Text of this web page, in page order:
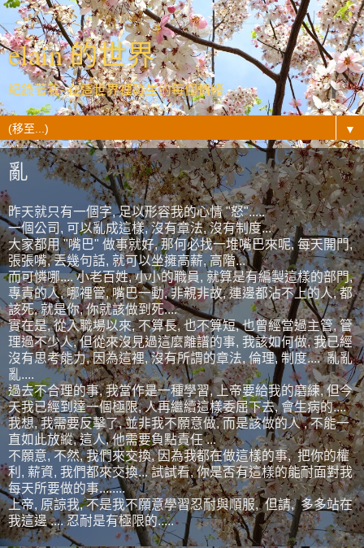
elain 的世界
紀錄著我- 在這世界裡發生的每個情緒...
▼
亂
昨天就只有一個字, 足以形容我的心情 "怒".....
一個公司, 可以亂成這樣, 沒有章法, 沒有制度...
大家都用 "嘴巴" 做事就好, 那何必找一堆嘴巴來呢, 每天開門,
張張嘴, 丟幾句話, 就可以坐擁高薪, 高階...
而可憐哪.... 小老百姓, 小小的職員, 就算是有編製這樣的部門,
專責的人, 哪裡管, 嘴巴一動, 非親非故, 連邊都沾不上的人, 都
該死, 就是你, 你就該做到死....
實在是, 從入職場以來, 不算長, 也不算短, 也曾經當過主管, 管
理過不少人, 但從來沒見過這麼離譜的事, 我該如何做, 我已經
沒有思考能力, 因為這裡, 沒有所謂的章法, 倫理, 制度.... 亂亂
亂....
過去不合理的事, 我當作是一種學習, 上帝要給我的磨練, 但今
天我已經到達一個極限, 人再繼續這樣委屈下去, 會生病的....
我想, 我需要反擊了, 並非我不願意做, 而是該做的人 , 不能一
直如此放縱, 這人, 他需要負點責任 ...
不願意, 不然, 我們來交換, 因為我都在做這樣的事, 把你的權
利, 薪資, 我們都來交換... 試試看, 你是否有這樣的能耐面對我
每天所要做的事........
上帝, 原諒我, 不是我不願意學習忍耐與順服, 但請, 多多站在
我這邊 .... 忍耐是有極限的.....